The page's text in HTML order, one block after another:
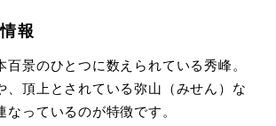
報
百景のひとつに数えられている秀峰。
、頂上とされている弥山（みせん）な
なっているのが特徴です。